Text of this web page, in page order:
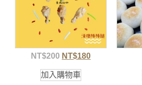
NT$200 NT$180
加入購物車